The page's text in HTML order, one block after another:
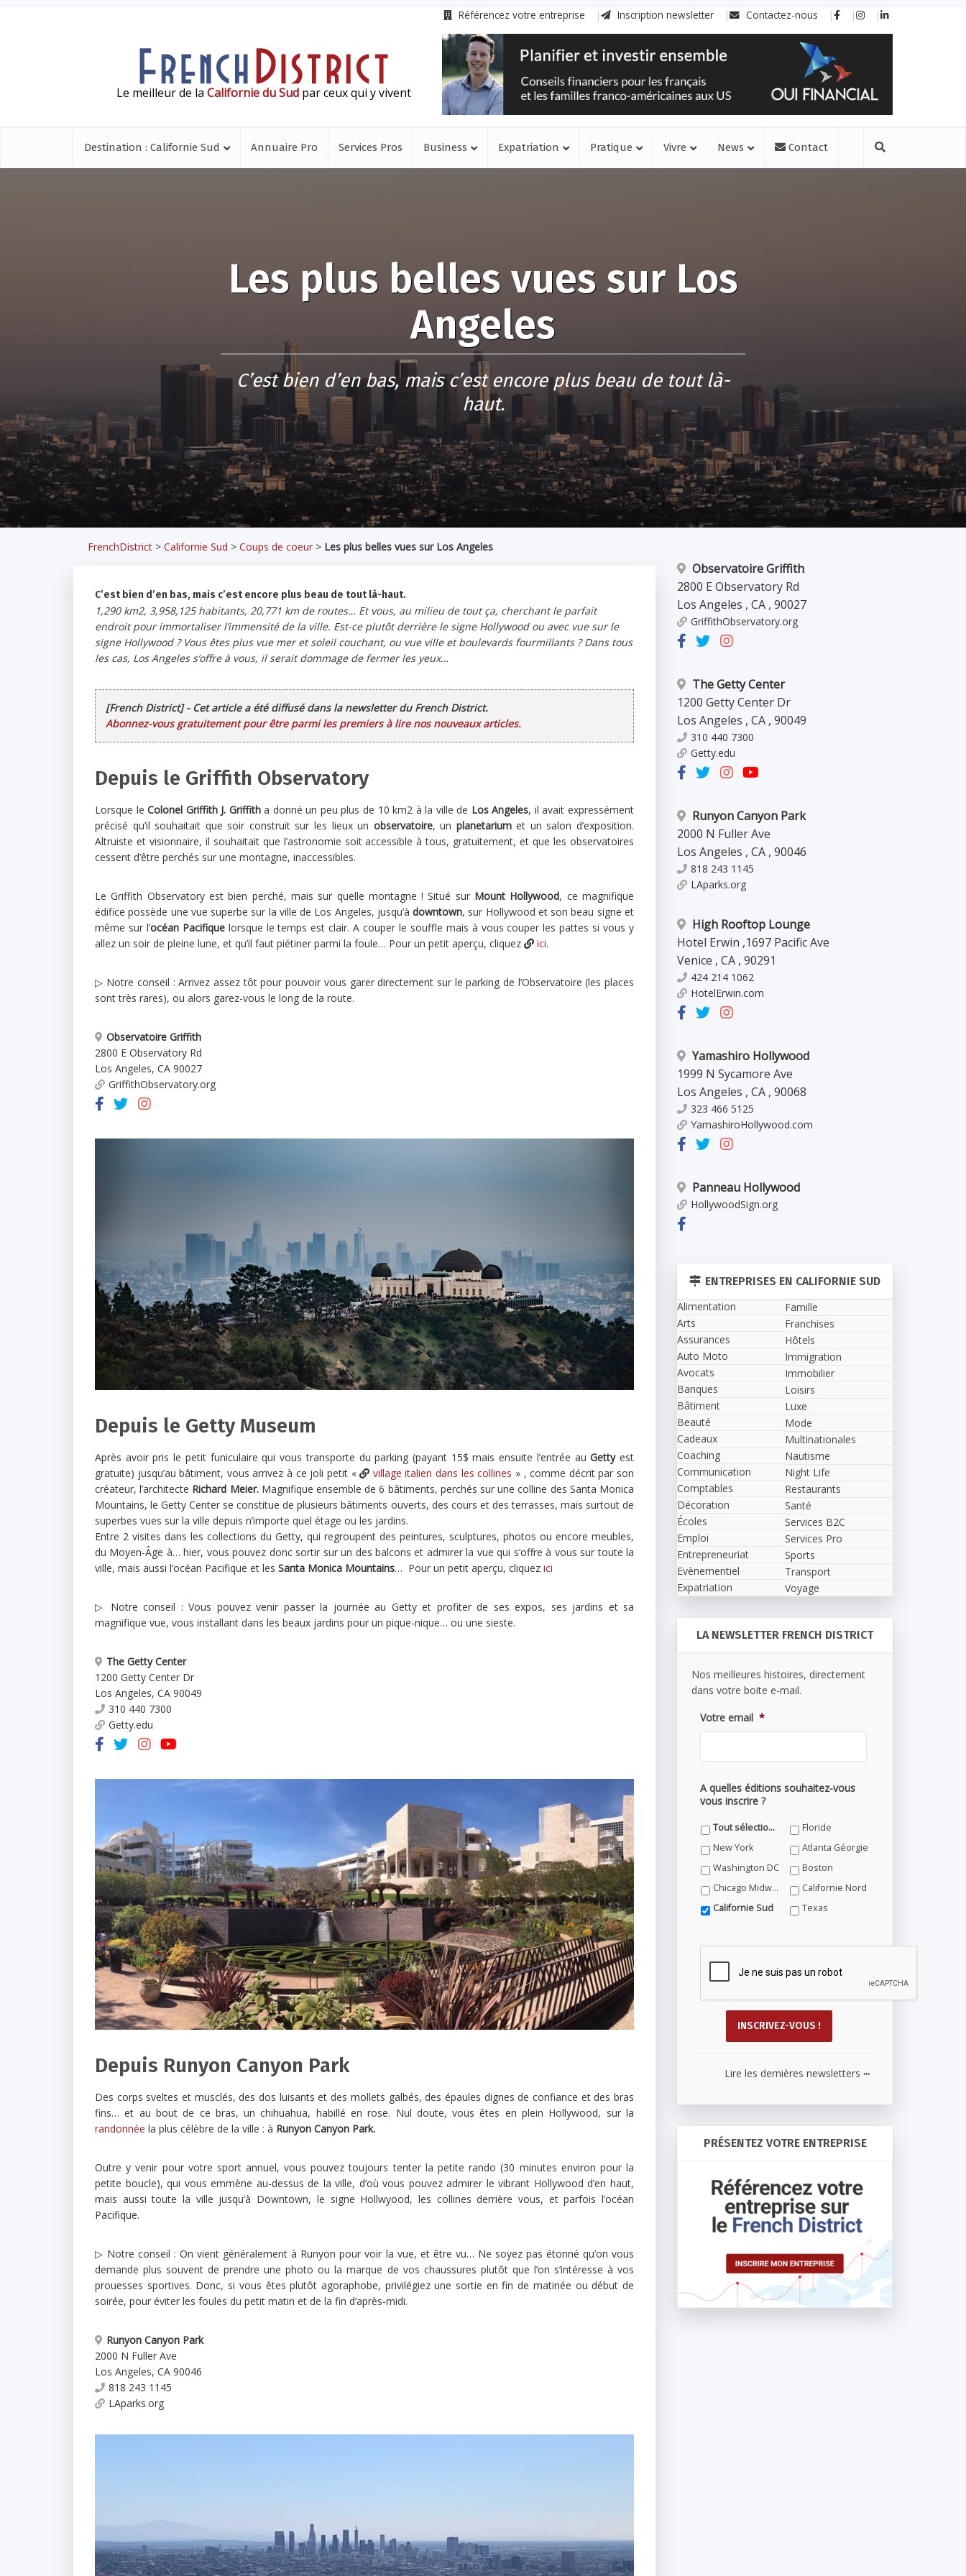
Référencez votre entreprise Inscription newsletter Contactez-nous
Le meilleur de la Californie du Sud par ceux qui y vivent
Destination : Californie Sud Annuaire Pro Services Pros Business Expatriation Pratique Vivre News Contact
Les plus belles vues sur Los
Angeles
C’est bien d’en bas, mais c’est encore plus beau de tout là-
haut.
FrenchDistrict > Californie Sud > Coups de coeur > Les plus belles vues sur Los Angeles
C’est bien d’en bas, mais c’est encore plus beau de tout là-haut.
1,290 km2, 3,958,125 habitants, 20,771 km de routes… Et vous, au milieu de tout ça, cherchant le parfait
endroit pour immortaliser l’immensité de la ville. Est-ce plutôt derrière le signe Hollywood ou avec vue sur le
signe Hollywood ? Vous êtes plus vue mer et soleil couchant, ou vue ville et boulevards fourmillants ? Dans tous
les cas, Los Angeles s’offre à vous, il serait dommage de fermer les yeux…
[French District] - Cet article a été diffusé dans la newsletter du French District.
Abonnez-vous gratuitement pour être parmi les premiers à lire nos nouveaux articles.
Depuis le Griffith Observatory
Lorsque leColonel Griffith J. Griffitha donné un peu plus de 10 km2 à la ville de Los Angeles, il avait expressément
précisé qu’il souhaitait que soir construit sur les lieux un observatoire, un planetariumet un salon d’exposition.
Altruiste et visionnaire, il souhaitait que l’astronomie soit accessible à tous, gratuitement, et que les observatoires
cessent d’être perchés sur une montagne, inaccessibles.
Le Griffith Observatory est bien perché, mais sur quelle montagne ! Situé sur Mount Hollywood, ce magnifique
édifice possède une vue superbe sur la ville de Los Angeles, jusqu’àdowntown, sur Hollywood et son beau signe et
même sur l’océan Pacifiquelorsque le temps est clair. A couper le souffle mais à vous couper les pattes si vous y
allez un soir de pleine lune, et qu’il faut piétiner parmi la foule… Pour un petit aperçu, cliquez
ici.
▷ Notre conseil : Arrivez assez tôt pour pouvoir vous garer directement sur le parking de l’Observatoire (les places
sont très rares), ou alors garez-vous le long de la route.
Observatoire Griffith
2800 E Observatory Rd
Los Angeles, CA 90027
GriffithObservatory.org
Depuis le Getty Museum
Après avoir pris le petit funiculaire qui vous transporte du parking (payant 15$ mais ensuite l’entrée auGettyest
gratuite) jusqu’au bâtiment, vous arrivez à ce joli petit «
village italien dans les collines » , comme décrit par son
créateur, l’architecte Richard Meier.Magnifique ensemble de 6 bâtiments, perchés sur une colline des Santa Monica
Mountains, le Getty Center se constitue de plusieurs bâtiments ouverts, des cours et des terrasses, mais surtout de
superbes vues sur la ville depuis n’importe quel étage ou les jardins.
Entre 2 visites dans les collections du Getty, qui regroupent des peintures, sculptures, photos ou encore meubles,
du Moyen-Âge à… hier, vous pouvez donc sortir sur un des balcons et admirer la vue qui s’offre à vous sur toute la
ville, mais aussi l’océan Pacifique et les Santa Monica Mountains… Pour un petit aperçu, cliquez ici
▷ Notre conseil : Vous pouvez venir passer la journée au Getty et profiter de ses expos, ses jardins et sa
magnifique vue, vous installant dans les beaux jardins pour un pique-nique… ou une sieste.
The Getty Center
1200 Getty Center Dr
Los Angeles, CA 90049
310 440 7300
Getty.edu
Depuis Runyon Canyon Park
Des corps sveltes et musclés, des dos luisants et des mollets galbés, des épaules dignes de confiance et des bras
fins… et au bout de ce bras, un chihuahua, habillé en rose. Nul doute, vous êtes en plein Hollywood, sur la
randonnée la plus célèbre de la ville : à Runyon Canyon Park.
Outre y venir pour votre sport annuel, vous pouvez toujours tenter la petite rando (30 minutes environ pour la
petite boucle), qui vous emmène au-dessus de la ville, d’où vous pouvez admirer le vibrant Hollywood d’en haut,
mais aussi toute la ville jusqu’à Downtown, le signe Hollwyood, les collines derrière vous, et parfois l’océan
Pacifique.
▷ Notre conseil : On vient généralement à Runyon pour voir la vue, et être vu… Ne soyez pas étonné qu’on vous
demande plus souvent de prendre une photo ou la marque de vos chaussures plutôt que l’on s’intéresse à vos
prouesses sportives. Donc, si vous êtes plutôt agoraphobe, privilégiez une sortie en fin de matinée ou début de
soirée, pour éviter les foules du petit matin et de la fin d’après-midi.
Runyon Canyon Park
2000 N Fuller Ave
Los Angeles, CA 90046
818 243 1145
LAparks.org
Observatoire Griffith
2800 E Observatory Rd
Los Angeles , CA , 90027
GriffithObservatory.org
The Getty Center
1200 Getty Center Dr
Los Angeles , CA , 90049
310 440 7300
Getty.edu
Runyon Canyon Park
2000 N Fuller Ave
Los Angeles , CA , 90046
818 243 1145
LAparks.org
High Rooftop Lounge
Hotel Erwin ,1697 Pacific Ave
Venice , CA , 90291
424 214 1062
HotelErwin.com
Yamashiro Hollywood
1999 N Sycamore Ave
Los Angeles , CA , 90068
323 466 5125
YamashiroHollywood.com
Panneau Hollywood
HollywoodSign.org
ENTREPRISES EN CALIFORNIE SUD
Alimentation
Arts
Assurances
Auto Moto
Avocats
Banques
Bâtiment
Beauté
Cadeaux
Coaching
Communication
Comptables
Décoration
Écoles
Emploi
Entrepreneuriat
Evènementiel
Expatriation
Famille
Franchises
Hôtels
Immigration
Immobilier
Loisirs
Luxe
Mode
Multinationales
Nautisme
Night Life
Restaurants
Santé
Services B2C
Services Pro
Sports
Transport
Voyage
LA NEWSLETTER FRENCH DISTRICT
Nos meilleures histoires, directement
dans votre boite e-mail.
Votre email *
A quelles éditions souhaitez-vous
vous inscrire ?
Tout sélectionner
Floride
New York
Atlanta Géorgie
Washington DC
Boston
Chicago Midwest
Californie Nord
Californie Sud
Texas
Lire les dernières newsletters ...
PRÉSENTEZ VOTRE ENTREPRISE